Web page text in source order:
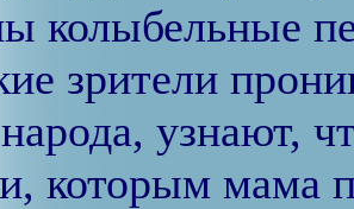
колыбельные
зрители
узнают,
которым мама